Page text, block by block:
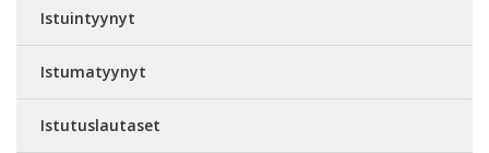
Istuintyynyt
Istumatyynyt
Istutuslautaset